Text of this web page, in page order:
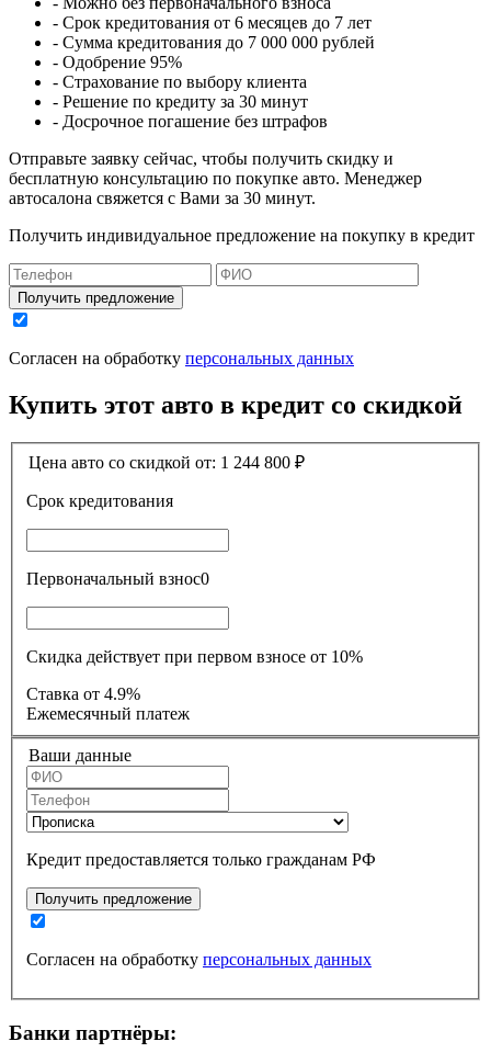
- Срок кредитования от 6 месяцев до 7 лет
- Сумма кредитования до 7 000 000 рублей
- Одобрение 95%
- Страхование по выбору клиента
- Решение по кредиту за 30 минут
- Досрочное погашение без штрафов
Отправьте заявку сейчас, чтобы получить скидку и
бесплатную консультацию по покупке авто. Менеджер
автосалона свяжется с Вами за 30 минут.
Получить индивидуальное предложение на покупку в кредит
Получить предложение
Согласен на обработку персональных данных
Купить этот авто в кредит со скидкой
Цена авто со скидкой от: 1 244 800 ₽
Срок кредитования
Первоначальный взнос0
Скидка действует при первом взносе от 10%
Ставка
от 4.9%
Ежемесячный платеж
Ваши данные
Кредит предоставляется только гражданам РФ
Получить предложение
Согласен на обработку персональных данных
Банки партнёры: